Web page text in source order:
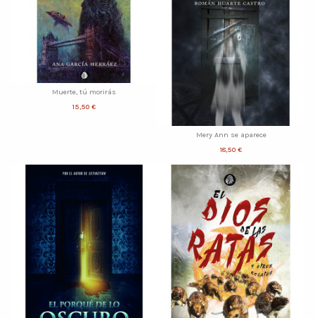
Muerte, tú morirás
15,50 €
Mery Ann se aparece
18,50 €